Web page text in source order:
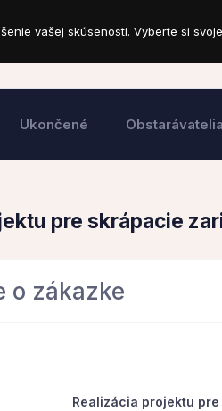
Ukončené Obstarávatelia
pre skrápacie
o zákazke
Realizácia projektu
vašej skúsenosti. Vyberte si